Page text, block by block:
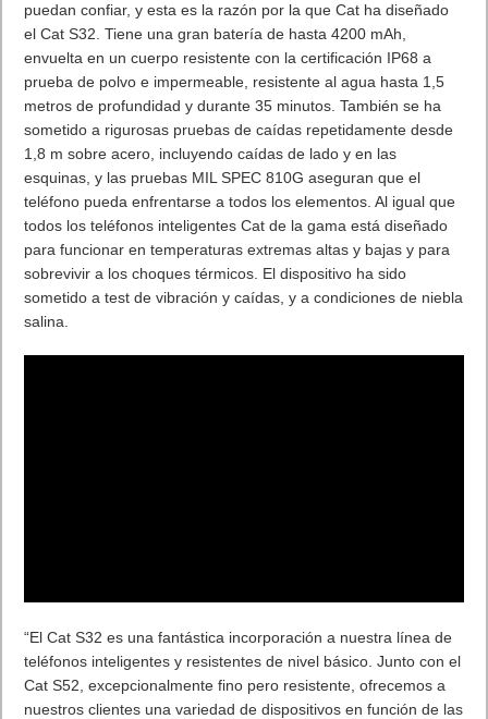
puedan confiar, y esta es la razón por la que Cat ha diseñado
el Cat S32. Tiene una gran batería de hasta 4200 mAh,
envuelta en un cuerpo resistente con la certificación IP68 a
prueba de polvo e impermeable, resistente al agua hasta 1,5
metros de profundidad y durante 35 minutos. También se ha
sometido a rigurosas pruebas de caídas repetidamente desde
1,8 m sobre acero, incluyendo caídas de lado y en las
esquinas, y las pruebas MIL SPEC 810G aseguran que el
teléfono pueda enfrentarse a todos los elementos. Al igual que
todos los teléfonos inteligentes Cat de la gama está diseñado
para funcionar en temperaturas extremas altas y bajas y para
sobrevivir a los choques térmicos. El dispositivo ha sido
sometido a test de vibración y caídas, y a condiciones de niebla
salina.
“El Cat S32 es una fantástica incorporación a nuestra línea de
teléfonos inteligentes y resistentes de nivel básico. Junto con el
Cat S52, excepcionalmente fino pero resistente, ofrecemos a
nuestros clientes una variedad de dispositivos en función de las